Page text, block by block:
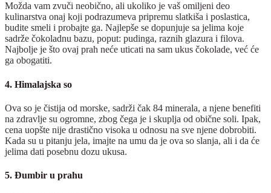
Možda vam zvuči neobično, ali ukoliko je vaš omiljeni deo
kulinarstva onaj koji podrazumeva pripremu slatkiša i poslastica,
budite smeli i probajte ga. Najlepše se dopunjuje sa jelima koje
sadrže čokoladnu bazu, poput: pudinga, raznih glazura i filova.
Najbolje je što ovaj prah neće uticati na sam ukus čokolade, već će
ga obogatiti.
4. Himalajska so
Ova so je čistija od morske, sadrži čak 84 minerala, a njene benefiti
na zdravlje su ogromne, zbog čega je i skuplja od obične soli. Ipak,
cena uopšte nije drastično visoka u odnosu na sve njene dobrobiti.
Kada su u pitanju jela, imajte na umu da je ova so slanja, ali i da će
jelima dati posebnu dozu ukusa.
5. Đumbir u prahu